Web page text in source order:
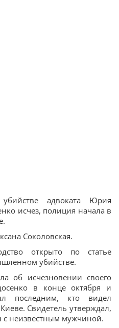
адвоката Юрия
исчез, полиция начала в
Соколовская.
открыто по статье
убийстве.
об исчезновении своего
в конце октября и
последним, кто видел
Свидетель утверждал,
с неизвестным мужчиной.